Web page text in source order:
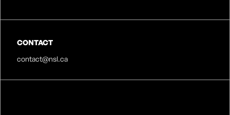
CONTACT
contact@nsl.ca